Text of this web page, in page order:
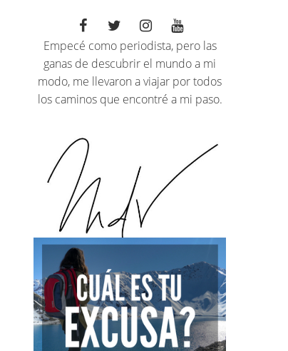
Empecé como periodista, pero las
ganas de descubrir el mundo a mi
modo, me llevaron a viajar por todos
los caminos que encontré a mi paso.